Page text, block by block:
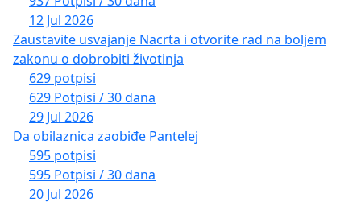
12 Jul 2026
Zaustavite usvajanje Nacrta i otvorite rad na boljem
zakonu o dobrobiti životinja
629 potpisi
629 Potpisi / 30 dana
29 Jul 2026
Da obilaznica zaobiđe Pantelej
595 potpisi
595 Potpisi / 30 dana
20 Jul 2026